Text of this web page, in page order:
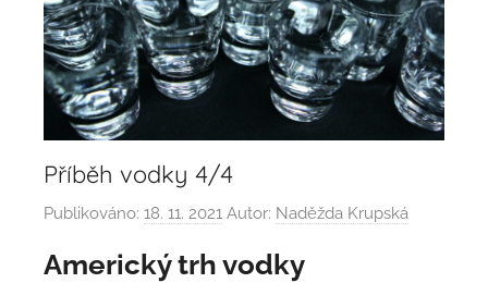
Příběh vodky 4/4
Publikováno: 18. 11. 2021 Autor: Naděžda Krupská
Americký trh vodky